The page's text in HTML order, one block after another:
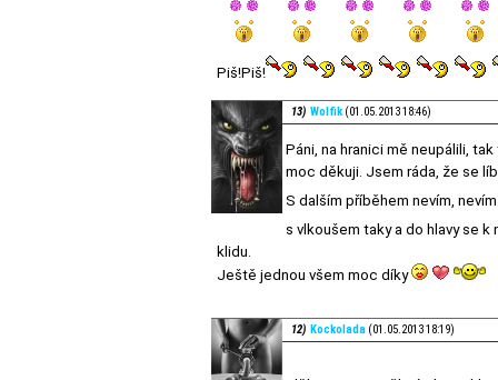
Piš!Piš!
13) Wolfik (01.05.2013 18:46)
Páni, na hranici mě neupálili,
moc děkuji. Jsem ráda, že se
S dalším příběhem nevím,
s vlkoušem taky a do hlavy se
klidu.
Ještě jednou všem moc díky
12) Kockolada (01.05.2013 18:19)